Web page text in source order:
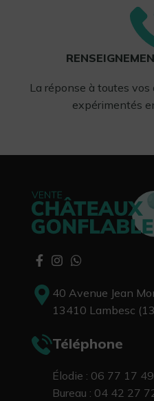
La réponse à toutes
expérimentés
40 Avenue Jean
13410 Lambesc
Téléphone
Élodie : 06 77 17
Bureau : 04 42 27